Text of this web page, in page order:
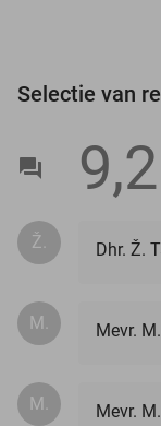
Selectie van
9,2
Ž. Dhr. Ž.
M. Mevr.
M.
Mevr.